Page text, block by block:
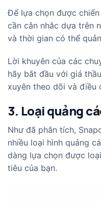
Để lựa chọn được
cần cân nhắc dựa trên
và thời gian có thể
Lời khuyên của các
hãy bắt đầu với giá
xuyên theo dõi và điều
3. Loại quảng
Như đã phân tích,
nhiều loại hình quảng
dàng lựa chọn được
tiêu của bạn.